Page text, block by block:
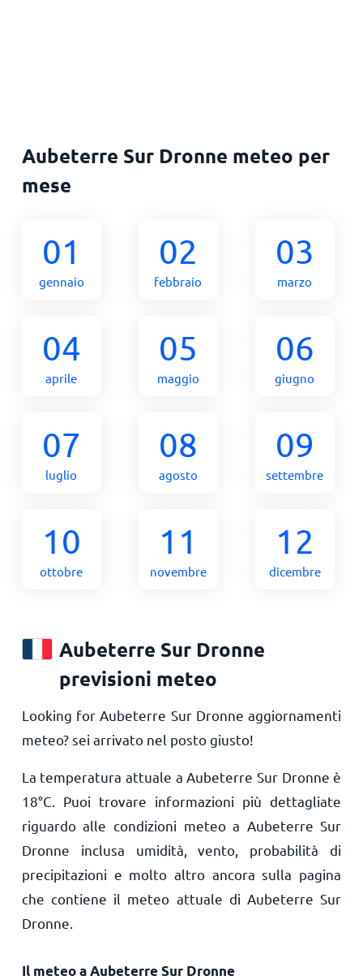
Aubeterre Sur Dronne meteo per
mese
01
gennaio
02
febbraio
03
marzo
04
aprile
05
maggio
06
giugno
07
luglio
08
agosto
09
settembre
10
ottobre
11
novembre
12
dicembre
Aubeterre Sur Dronne
previsioni meteo
Looking for Aubeterre Sur Dronne aggiornamenti
meteo? sei arrivato nel posto giusto!
La temperatura attuale a Aubeterre Sur Dronne è
18°C . Puoi trovare informazioni più dettagliate
riguardo alle condizioni meteo a Aubeterre Sur
Dronne inclusa umidità, vento, probabilità di
precipitazioni e molto altro ancora sulla pagina
che contiene il meteo attuale di Aubeterre Sur
Dronne.
Il meteo a Aubeterre Sur Dronne